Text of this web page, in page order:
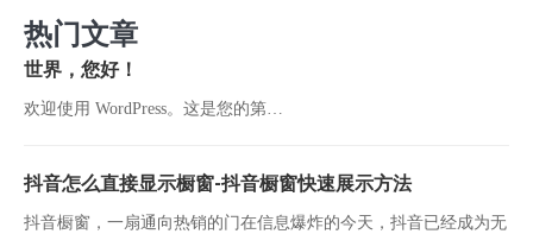
热门文章
世界，您好！
欢迎使用 WordPress。这是您的第…
抖音怎么直接显示橱窗-抖音橱窗快速展示方法
抖音橱窗，一扇通向热销的门在信息爆炸的今天，抖音已经成为无